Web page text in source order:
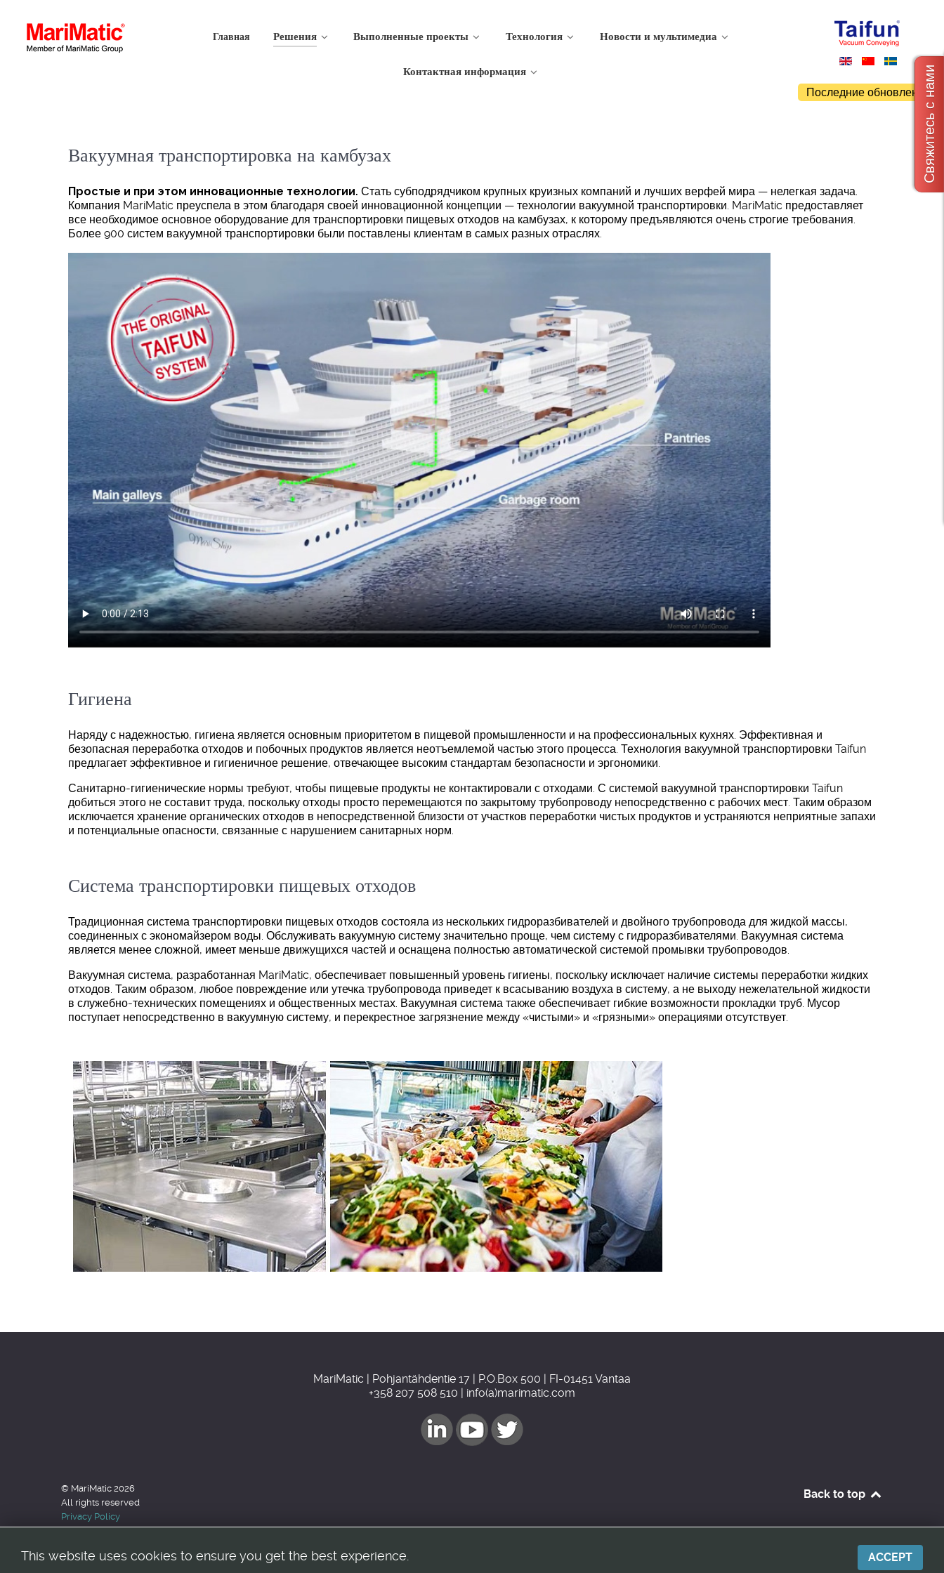
Главная Решения Выполненные проекты Технология Новости и мультимедиа
Контактная информация
Последние обновления
Вакуумная транспортировка на камбузах
Простые и при этом инновационные технологии. Стать субподрядчиком крупных круизных компаний и лучших верфей мира — нелегкая задача.
Компания MariMatic преуспела в этом благодаря своей инновационной концепции — технологии вакуумной транспортировки. MariMatic предоставляет
все необходимое основное оборудование для транспортировки пищевых отходов на камбузах, к которому предъявляются очень строгие требования.
Более 900 систем вакуумной транспортировки были поставлены клиентам в самых разных отраслях.
Гигиена
Наряду с надежностью, гигиена является основным приоритетом в пищевой промышленности и на профессиональных кухнях. Эффективная и
безопасная переработка отходов и побочных продуктов является неотъемлемой частью этого процесса. Технология вакуумной транспортировки Taifun
предлагает эффективное и гигиеничное решение, отвечающее высоким стандартам безопасности и эргономики.
Санитарно-гигиенические нормы требуют, чтобы пищевые продукты не контактировали с отходами. С системой вакуумной транспортировки Taifun
добиться этого не составит труда, поскольку отходы просто перемещаются по закрытому трубопроводу непосредственно с рабочих мест. Таким образом
исключается хранение органических отходов в непосредственной близости от участков переработки чистых продуктов и устраняются неприятные запахи
и потенциальные опасности, связанные с нарушением санитарных норм.
Система транспортировки пищевых отходов
Традиционная система транспортировки пищевых отходов состояла из нескольких гидроразбивателей и двойного трубопровода для жидкой массы,
соединенных с экономайзером воды. Обслуживать вакуумную систему значительно проще, чем систему с гидроразбивателями. Вакуумная система
является менее сложной, имеет меньше движущихся частей и оснащена полностью автоматической системой промывки трубопроводов.
Вакуумная система, разработанная MariMatic, обеспечивает повышенный уровень гигиены, поскольку исключает наличие системы переработки жидких
отходов. Таким образом, любое повреждение или утечка трубопровода приведет к всасыванию воздуха в систему, а не выходу нежелательной жидкости
в служебно-технических помещениях и общественных местах. Вакуумная система также обеспечивает гибкие возможности прокладки труб. Мусор
поступает непосредственно в вакуумную систему, и перекрестное загрязнение между «чистыми» и «грязными» операциями отсутствует.
MariMatic | Pohjantähdentie 17 | P.O.Box 500 | FI-01451 Vantaa
+358 207 508 510 | info(a)marimatic.com
© MariMatic 2026
All rights reserved
Privacy Policy
Back to top
This website uses cookies to ensure you get the best experience. ACCEPT
Свяжитесь с нами